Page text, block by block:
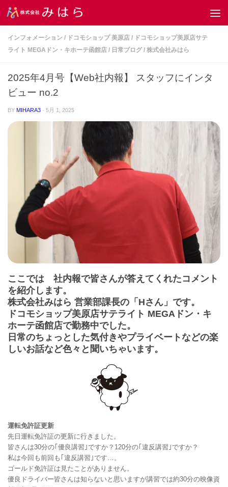
コンテンツへスキップ
インフォメーション / ドコモショップ 美原店 /
ドコモショップ美原店サテ
ライト MEGAドン・キホーテ函館店 / 日常ブログ / 株式会社みはら
2025年4月号【Web社内報】 スタッフにインタ
ビュー no.2
BY MIHARA3 · 5月 1, 2025
ここでは 社内報で皆さんが答えてくれたコメント
を紹介します。
株式会社みはら 営業部課長の「Hさん」です。
ドコモショップ美原店サテライト MEGAドン・キ
ホーテ函館店で勤務中でした。
日常のちょっとした気付きやプライベートなどの楽
しいお話など色々と聞いちゃいます。
運転免許証更新
先日運転免許証の更新に行きました。
皆さんは30分の｢優良講習｣ですか？120分の｢違反講習｣ですか？
私は今回も前回も｢違反講習｣です…。
ゴールド免許証は見たことがありません。
優良ドライバー皆さんは知らないと思いますが講習では約30分の映像資